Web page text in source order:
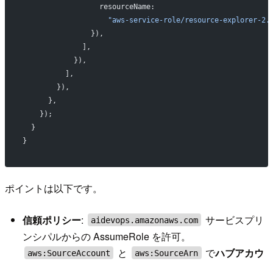
                  resourceName:
"aws-service-role/resource-explorer-
                }),
              ],
            }),
          ],
        }),
      },
    });
  }
}
ポイントは以下です。
信頼ポリシー: aidevops.amazonaws.com
サービスプリ
ンシパルからの AssumeRole を許可。
aws:SourceAccount と aws:SourceArn でハブアカウ